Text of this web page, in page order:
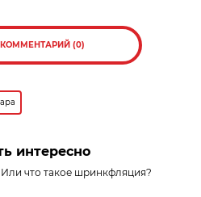
(0)
интересно
что такое шринкфляция?